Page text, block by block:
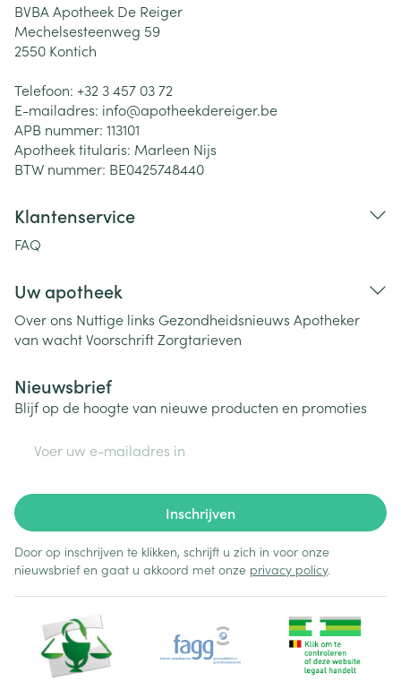
BVBA Apotheek De Reiger
Mechelsesteenweg 59
2550 Kontich
Telefoon: +32 3 457 03 72
E-mailadres: info@apotheekdereiger.be
APB nummer: 113101
Apotheek titularis: Marleen Nijs
BTW nummer: BE0425748440
Klantenservice
FAQ
Uw apotheek
Over ons Nuttige links Gezondheidsnieuws Apotheker
van wachtVoorschriftZorgtarieven
Nieuwsbrief
Blijf op de hoogte van nieuwe producten en promoties
Inschrijven
Door op inschrijven te klikken, schrijft u zich in voor onze
nieuwsbrief en gaat u akkoord met onze privacy policy.